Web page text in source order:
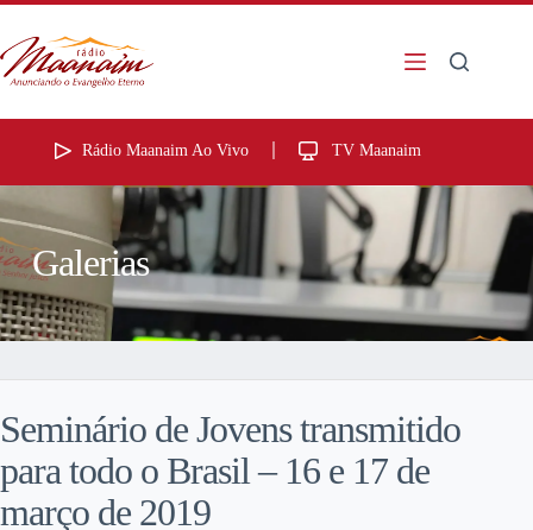
Rádio Maanaim Ao Vivo TV Maanaim
Galerias
Seminário de Jovens transmitido
para todo o Brasil – 16 e 17 de
março de 2019